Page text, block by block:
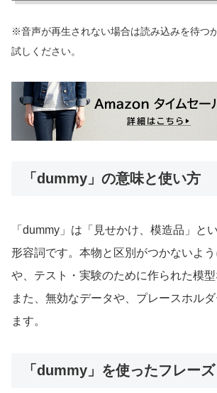
※音声が再生されない場合は読み込みを待つ
試しください。
「dummy」の意味と使い方
「dummy」は「見せかけ、模造品」と
形容詞です。本物と区別がつかないよ
や、テスト・実験のために作られた模型
また、無効なデータや、プレースホル
ます。
「dummy」を使ったフレーズ